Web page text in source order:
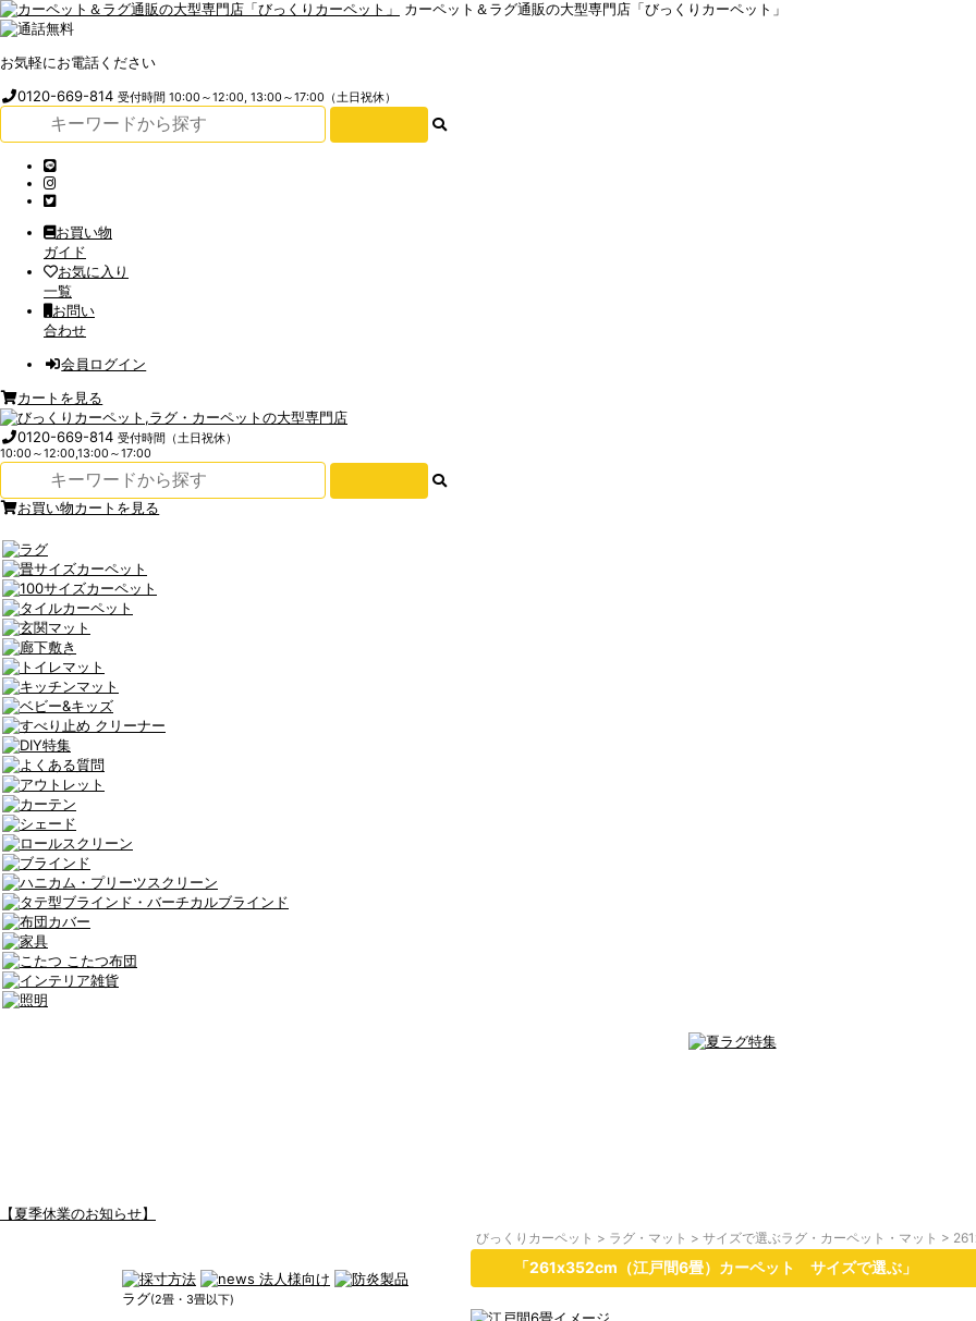
カーペット＆ラグ通販の大型専門店「びっくりカーペット」
お気軽にお電話ください
0120-669-814受付時間 10:00～12:00, 13:00～17:00（土日祝休）
お買い物
ガイド
お気に入り
一覧
お問い
合わせ
会員ログイン
カートを見る
0120-669-814受付時間（土日祝休）
10:00～12:00,13:00～17:00
お買い物カートを見る
【夏季休業のお知らせ】
ラグ(2畳・3畳以下)
びっくりカーペット > ラグ・マット > サイズで選ぶラグ・カーペット・マット >
「261x352cm（江戸間6畳）カーペット サイズで選ぶ」